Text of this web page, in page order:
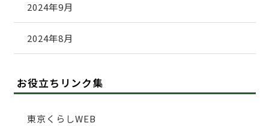
2024年9月
2024年8月
お役立ちリンク集
東京くらしWEB